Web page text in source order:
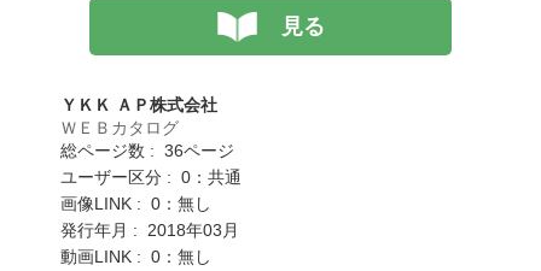
見る
ＹＫＫ ＡＰ株式会社
ＷＥＢカタログ
総ページ数 : 36ページ
ユーザー区分 : 0：共通
画像LINK : 0：無し
発行年月 : 2018年03月
動画LINK : 0：無し